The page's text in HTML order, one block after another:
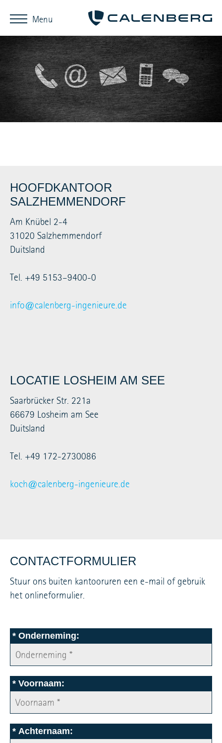
HOOFDKANTOOR
SALZHEMMENDORF
Am Knübel 2-4
31020 Salzhemmendorf
Duitsland
Tel. +49 5153–9400-0
info@calenberg-ingenieure.de
LOCATIE LOSHEIM AM SEE
Saarbrücker Str. 221a
66679 Losheim am See
Duitsland
Tel. +49 172-2730086
koch@calenberg-ingenieure.de
CONTACTFORMULIER
Stuur ons buiten kantooruren een e-mail of gebruik
het onlineformulier.
* Onderneming:
* Voornaam:
* Achternaam:
Menu